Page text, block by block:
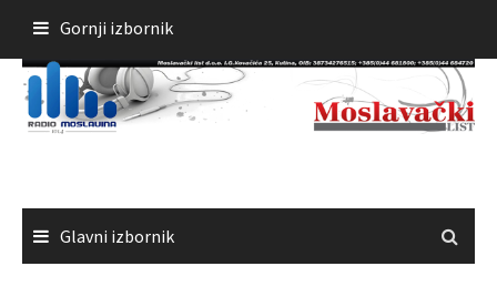
sadržaja
Gornji izbornik
Glavni izbornik